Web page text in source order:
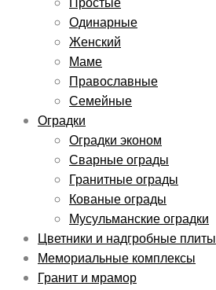
Одинарные
Женский
Маме
Православные
Семейные
Оградки
Оградки эконом
Сварные ограды
Гранитные ограды
Кованые ограды
Мусульманские оградки
Цветники и надгробные плиты
Мемориальные комплексы
Гранит и мрамор